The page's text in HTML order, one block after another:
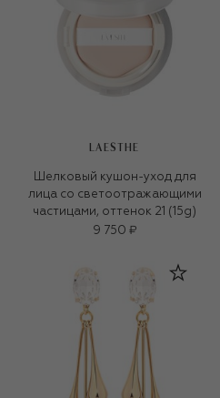
LAESTHE
Шелковый кушон-уход для
лица со светоотражающими
частицами, оттенок 21 (15g)
9 750 ₽